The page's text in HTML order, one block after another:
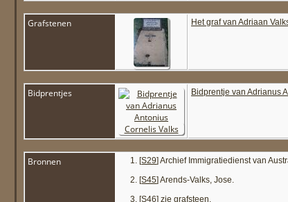
Grafstenen Het graf van Adriaan
Bidprentjes Bidprentje van Adrianus
Bronnen [S29] Archief Immigratiedienst van
[S45] Arends-Valks, Jose.
[S46] zie grafsteen.